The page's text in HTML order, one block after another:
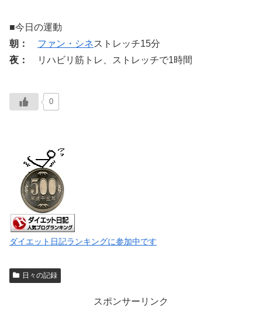
■今日の運動
朝：
ファン・シネストレッチ15分
夜：
リハビリ筋トレ、ストレッチで1時間
0
ダイエット日記ランキングに参加中です
日々の記録
スポンサーリンク